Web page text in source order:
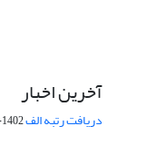
آخرین اخبار
دریافت رتبه الف1402-08-06